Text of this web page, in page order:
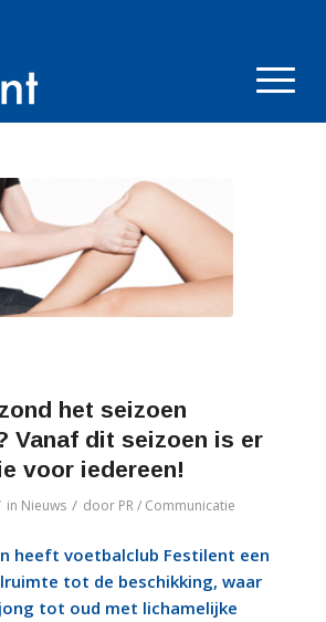
het seizoen
Vanaf dit seizoen is er
voor iedereen!
in Nieuws / door PR / Communicatie
heeft voetbalclub Festilent een
tot de beschikking, waar
tot oud met lichamelijke